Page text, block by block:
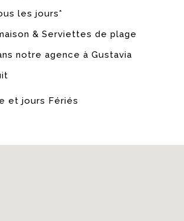
180X200cm – Coffre fort –
Français – Apple TV – Salle de
les jours*
& Serviettes de plage
notre agence à Gustavia
et jours Fériés